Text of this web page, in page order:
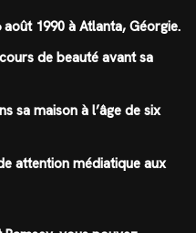
1990 à Atlanta, Géorgie.
de beauté avant sa
sa maison à l’âge de six
attention médiatique aux